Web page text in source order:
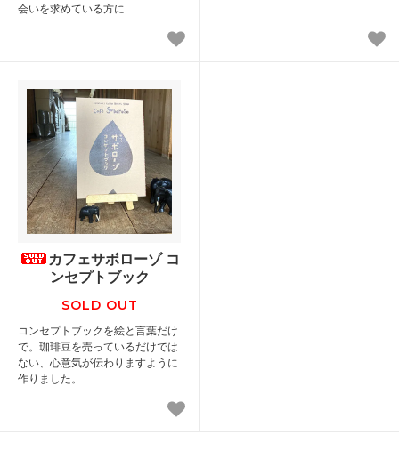
会いを求めている方に
カフェサボローゾ コ
ンセプトブック
SOLD OUT
コンセプトブックを絵と言葉だけ
で。珈琲豆を売っているだけでは
ない、心意気が伝わりますように
作りました。